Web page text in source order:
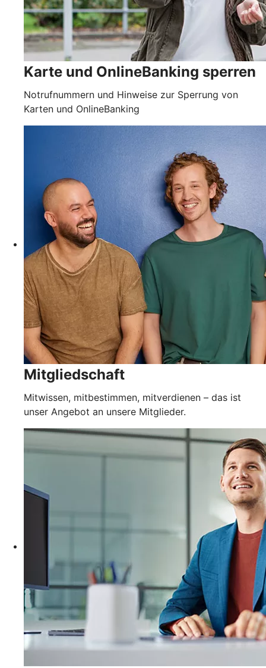
Karte und OnlineBanking sperren
Notrufnummern und Hinweise zur Sperrung von
Karten und OnlineBanking
Mitgliedschaft
Mitwissen, mitbestimmen, mitverdienen – das ist
unser Angebot an unsere Mitglieder.